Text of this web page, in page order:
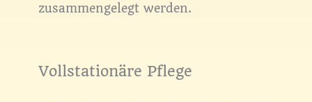
zusammengelegt werden.
Vollstationäre Pflege